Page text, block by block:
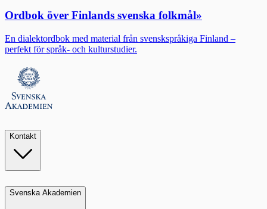
Ordbok över Finlands svenska folkmål»
En dialektordbok med material från svenskspråkiga Finland –
perfekt för språk- och kulturstudier.
Kontakt
Svenska Akademien